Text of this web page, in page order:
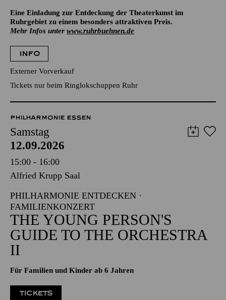
Eine Einladung zur Entdeckung der Theaterkunst im
Ruhrgebiet zu einem besonders attraktiven Preis.
Mehr Infos unter www.ruhrbuehnen.de
INFO
Externer Vorverkauf
Tickets nur beim Ringlokschuppen Ruhr
PHILHARMONIE ESSEN
Samstag
12.09.2026
15:00 - 16:00
Alfried Krupp Saal
PHILHARMONIE ENTDECKEN ·
FAMILIENKONZERT
THE YOUNG PERSON'S
GUIDE TO THE ORCHESTRA
II
Für Familien und Kinder ab 6 Jahren
TICKETS